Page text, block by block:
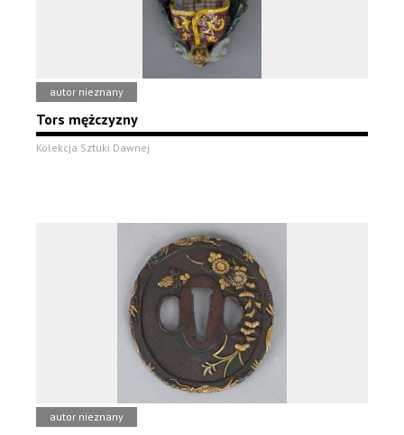
autor nieznany
Tors mężczyzny
Kolekcja Sztuki Dawnej
autor nieznany